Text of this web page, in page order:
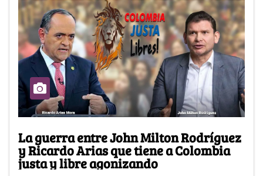
La guerra entre John Milton Rodríguez
y Ricardo Arias que tiene a Colombia
justa y libre agonizando